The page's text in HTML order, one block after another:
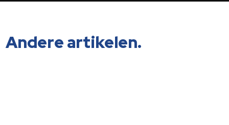
Andere artikelen.